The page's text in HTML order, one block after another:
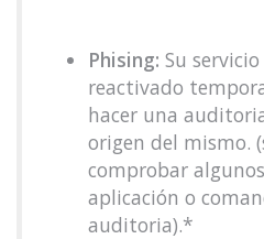
Phising: Su
reactivado
hacer una
origen del mismo.
comprobar
aplicación o
auditoria).*